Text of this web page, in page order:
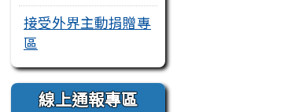
接受外界主動捐贈專
區
線上通報專區